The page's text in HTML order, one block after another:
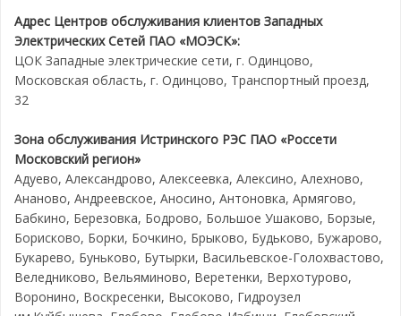
Адрес Центров обслуживания клиентов Западных
Электрических Сетей ПАО «МОЭСК»:
ЦОК Западные электрические сети, г. Одинцово,
Московская область, г. Одинцово, Транспортный проезд,
32
Зона обслуживания Истринского РЭС ПАО «Россети
Московский регион»
Адуево, Александрово, Алексеевка, Алексино, Алехново,
Ананово, Андреевское, Аносино, Антоновка, Армягово,
Бабкино, Березовка, Бодрово, Большое Ушаково, Борзые,
Борисково, Борки, Бочкино, Брыково, Будьково, Бужарово,
Букарево, Буньково, Бутырки, Васильевское-Голохвастово,
Веледниково, Вельяминово, Веретенки, Верхотурово,
Воронино, Воскресенки, Высоково, Гидроузел